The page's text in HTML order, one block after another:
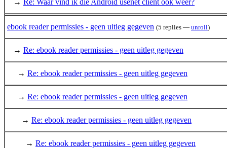
ebook reader permissies - geen uitleg gegeven (5 replies — unroll)
→ Re: ebook reader permissies - geen uitleg gegeven
→ Re: ebook reader permissies - geen uitleg gegeven
→ Re: ebook reader permissies - geen uitleg gegeven
→ Re: ebook reader permissies - geen uitleg gegeven
→ Re: ebook reader permissies - geen uitleg gegeven